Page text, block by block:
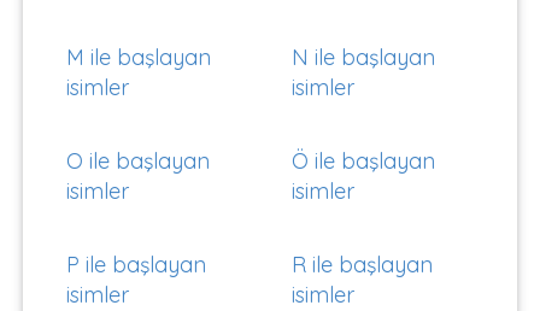
M ile başlayan
isimler
N ile başlayan
isimler
O ile başlayan
isimler
Ö ile başlayan
isimler
P ile başlayan
isimler
R ile başlayan
isimler